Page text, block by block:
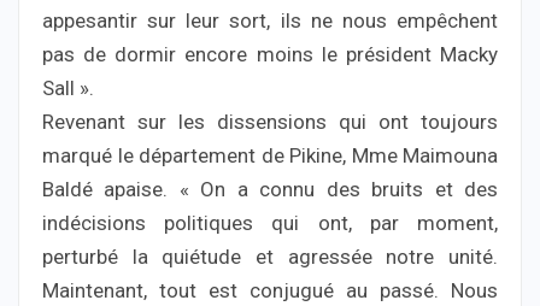
appesantir sur leur sort, ils ne nous empêchent
pas de dormir encore moins le président Macky
Sall ».
Revenant sur les dissensions qui ont toujours
marqué le département de Pikine, Mme Maimouna
Baldé apaise. « On a connu des bruits et des
indécisions politiques qui ont, par moment,
perturbé la quiétude et agressée notre unité.
Maintenant, tout est conjugué au passé. Nous